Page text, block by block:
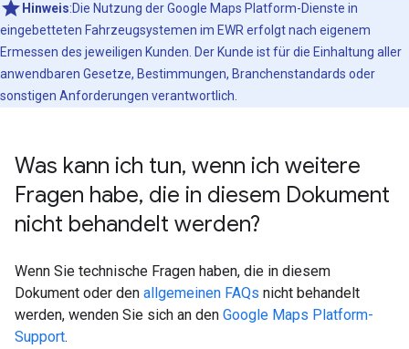
Hinweis:Die Nutzung der Google Maps Platform-Dienste in
eingebetteten Fahrzeugsystemen im EWR erfolgt nach eigenem
Ermessen des jeweiligen Kunden. Der Kunde ist für die Einhaltung aller
anwendbaren Gesetze, Bestimmungen, Branchenstandards oder
sonstigen Anforderungen verantwortlich.
Was kann ich tun, wenn ich weitere
Fragen habe, die in diesem Dokument
nicht behandelt werden?
Wenn Sie technische Fragen haben, die in diesem
Dokument oder den allgemeinen FAQs nicht behandelt
werden, wenden Sie sich an den Google Maps Platform-
Support.